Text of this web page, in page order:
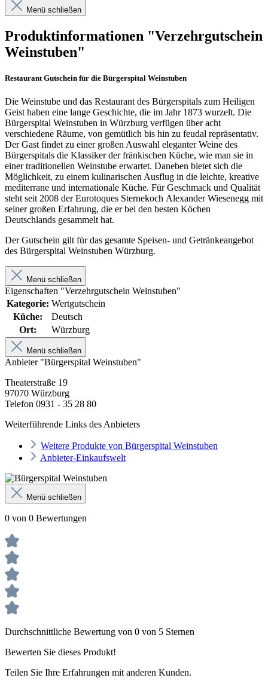
Menü schließen
Produktinformationen "Verzehrgutschein
Weinstuben"
Restaurant Gutschein für die Bürgerspital Weinstuben
Die Weinstube und das Restaurant des Bürgerspitals zum Heiligen
Geist haben eine lange Geschichte, die im Jahr 1873 wurzelt. Die
Bürgerspital Weinstuben in Würzburg verfügen über acht
verschiedene Räume, von gemütlich bis hin zu feudal repräsentativ.
Der Gast findet zu einer großen Auswahl eleganter Weine des
Bürgerspitals die Klassiker der fränkischen Küche, wie man sie in
einer traditionellen Weinstube erwartet. Daneben bietet sich die
Möglichkeit, zu einem kulinarischen Ausflug in die leichte, kreative
mediterrane und internationale Küche. Für Geschmack und Qualität
steht seit 2008 der Eurotoques Sternekoch Alexander Wiesenegg mit
seiner großen Erfahrung, die er bei den besten Köchen
Deutschlands gesammelt hat.
Der Gutschein gilt für das gesamte Speisen- und Getränkeangebot
des Bürgerspital Weinstuben Würzburg.
Menü schließen
Eigenschaften "Verzehrgutschein Weinstuben"
Kategorie: Wertgutschein
Küche:
Deutsch
Ort:
Würzburg
Menü schließen
Anbieter "Bürgerspital Weinstuben"
Theaterstraße 19
97070 Würzburg
Telefon 0931 - 35 28 80
Weiterführende Links des Anbieters
Weitere Produkte von Bürgerspital Weinstuben
Anbieter-Einkaufswelt
Menü schließen
0 von 0 Bewertungen
Durchschnittliche Bewertung von 0 von 5 Sternen
Bewerten Sie dieses Produkt!
Teilen Sie Ihre Erfahrungen mit anderen Kunden.